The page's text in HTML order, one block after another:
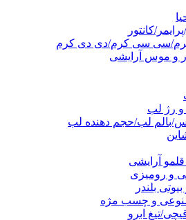
کانتور
سی سی کرم/دی دی کرم
و موس آرایشی
رژ لب
بالم لب/حجم دهنده لب
آرایشی
و رومیزی
بلندر
و چسب مژه
تیغ ابرو